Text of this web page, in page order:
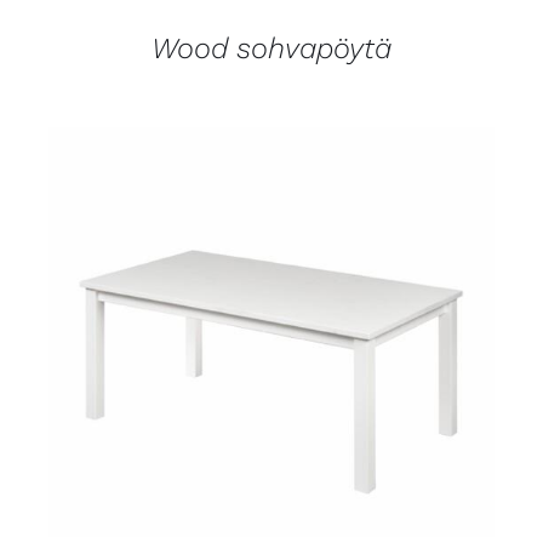
Wood sohvapöytä